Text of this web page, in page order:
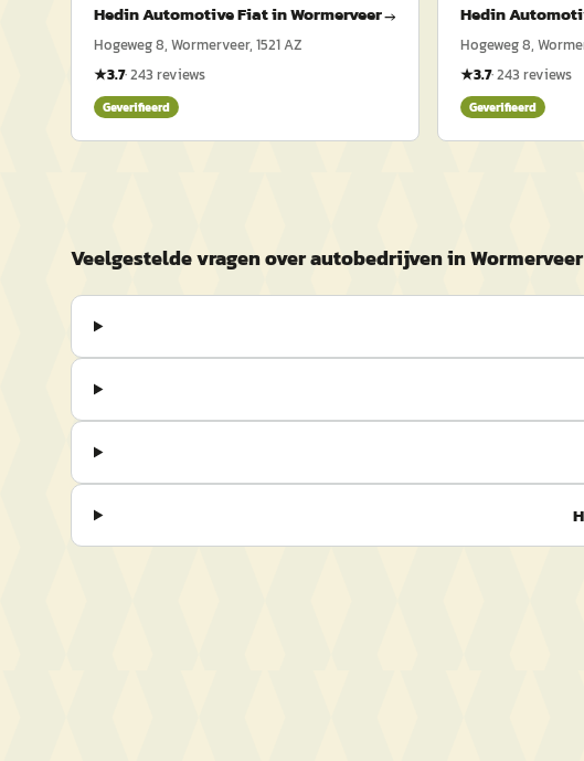
Hedin Automotive Fiat in Wormerveer→
Hogeweg 8, Wormerveer, 1521 AZ
★3.7·243 reviews
Geverifieerd
Hedin
Hogeweg 8,
★3.7·243 reviews
Geverifieerd
Veelgestelde vragen over autobedrijven in Wormerveer